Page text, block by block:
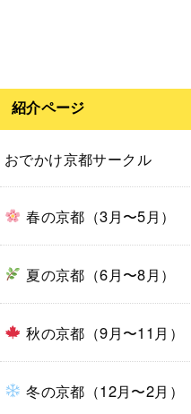
紹介ページ
おでかけ京都サークル
春の京都（3月〜5月）
夏の京都（6月〜8月）
秋の京都（9月〜11月）
冬の京都（12月〜2月）